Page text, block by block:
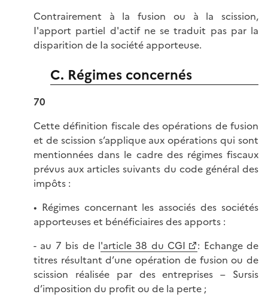
Contrairement à la fusion ou à la scission,
I'apport partiel d'actif ne se traduit pas par la
disparition de Ia société apporteuse.
C. Régimes concernés
70
Cette définition fiscale des opérations de fusion
et de scission s’applique aux opérations qui sont
mentionnées dans le cadre des régimes fiscaux
prévus aux articles suivants du code général des
impôts :
• Régimes concernant les associés des sociétés
apporteuses et bénéficiaires des apports :
- au 7 bis de l'article 38 du CGI
: Echange de
titres résultant d’une opération de fusion ou de
scission réalisée par des entreprises – Sursis
d’imposition du profit ou de la perte ;